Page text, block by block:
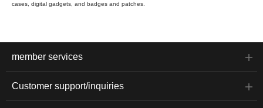
cases, digital gadgets, and badges and patches.
member services
Customer support/inquiries